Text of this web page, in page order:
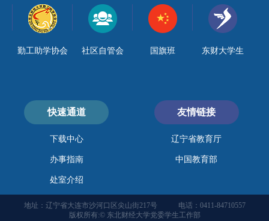
勤工助学协会 社区自管会 国旗班 东财大学生
友情链接
辽宁省教育厅
中国教育部
快速通道
下载中心
办事指南
处室介绍
地址：辽宁省大连市沙河口区尖山街217号
电话：0411-84710557
版权所有:© 东北财经大学党委学生工作部